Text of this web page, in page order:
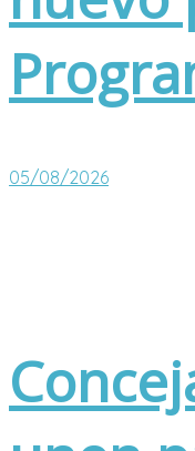
05/08/2026